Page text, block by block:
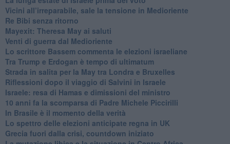
Vicini all’irreparabile, sale la tensione in Medioriente
Re Bibi senza ritorno
Mayexit: Theresa May ai saluti
Venti di guerra dal Medioriente
Lo scrittore Bassem commenta le elezioni israeliane
Tra Trump e Erdogan è tempo di ultimatum
Strada in salita per la May tra Londra e Bruxelles
Riflessioni dopo il viaggio di Salvini in Israele
Israele: resa di Hamas e dimissioni del ministro
10 anni fa la scomparsa di Padre Michele Piccirilli
In Brasile è il momento della verità
Lo spettro delle elezioni anticipate regna in UK
Grecia fuori dalla crisi, countdown iniziato